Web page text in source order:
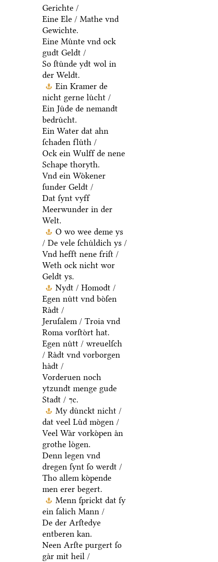
Gerichte /
Eine Ele / Mathe vnd
Gewichte.
Eine Muͤnte vnd ock
gudt Geldt /
So ſtuͤnde ydt wol in
der Weldt.
Ein Kramer de
nicht gerne luͤcht /
Ein Juͤde de nemandt
bedruͤcht.
Ein Water dat ahn
ſchaden fluͤth /
Ock ein Wulff de nene
Schape thoryth.
Vnd ein Woͤkener
ſunder Geldt /
Dat ſynt vyff
Meerwunder in der
Welt.
O wo wee deme ys
/ De vele ſchuͤldich ys /
Vnd hefft nene friſt /
Weth ock nicht wor
Geldt ys.
Nydt / Homodt /
Egen nuͤtt vnd boͤſen
Raͤdt /
Jeruſalem / Troia vnd
Roma vorſtoͤrt hat.
Egen nuͤtt / wreuelſch
/ Raͤdt vnd vorborgen
haͤdt /
Vorderuen noch
ytzundt menge gude
Stadt / ⁊c.
My duͤnckt nicht /
dat veel Luͤd moͤgen /
Veel Waͤr vorkoͤpen aͤn
grothe loͤgen.
Denn legen vnd
dregen ſynt ſo werdt /
Tho allem koͤpende
men erer begert.
Menn ſprickt dat ſy
ein ſalich Mann /
De der Arſtedye
entberen kan.
Neen Arſte purgert ſo
gaͤr mit heil /